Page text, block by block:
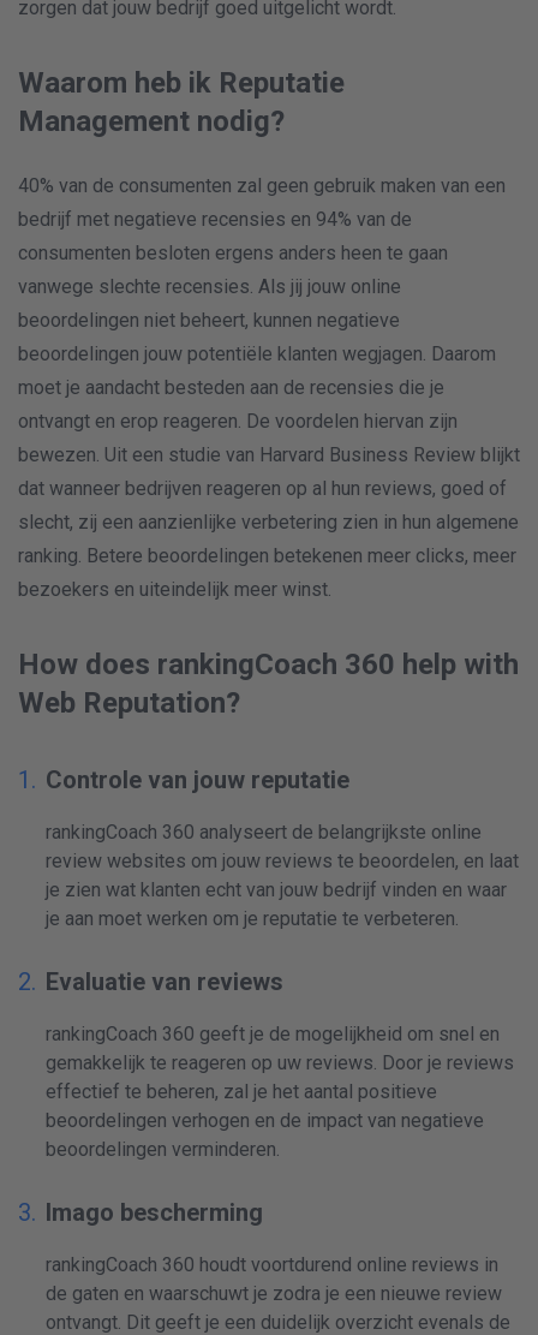
zorgen dat jouw bedrijf goed uitgelicht wordt.
Waarom heb ik Reputatie
Management nodig?
40% van de consumenten zal geen gebruik maken van een
bedrijf met negatieve recensies en 94% van de
consumenten besloten ergens anders heen te gaan
vanwege slechte recensies. Als jij jouw online
beoordelingen niet beheert, kunnen negatieve
beoordelingen jouw potentiële klanten wegjagen. Daarom
moet je aandacht besteden aan de recensies die je
ontvangt en erop reageren. De voordelen hiervan zijn
bewezen. Uit een studie van Harvard Business Review blijkt
dat wanneer bedrijven reageren op al hun reviews, goed of
slecht, zij een aanzienlijke verbetering zien in hun algemene
ranking. Betere beoordelingen betekenen meer clicks, meer
bezoekers en uiteindelijk meer winst.
How does rankingCoach 360 help with
Web Reputation?
Controle van jouw reputatie
rankingCoach 360 analyseert de belangrijkste online
review websites om jouw reviews te beoordelen, en laat
je zien wat klanten echt van jouw bedrijf vinden en waar
je aan moet werken om je reputatie te verbeteren.
Evaluatie van reviews
rankingCoach 360 geeft je de mogelijkheid om snel en
gemakkelijk te reageren op uw reviews. Door je reviews
effectief te beheren, zal je het aantal positieve
beoordelingen verhogen en de impact van negatieve
beoordelingen verminderen.
Imago bescherming
rankingCoach 360 houdt voortdurend online reviews in
de gaten en waarschuwt je zodra je een nieuwe review
ontvangt. Dit geeft je een duidelijk overzicht evenals de